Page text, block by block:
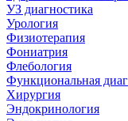
УЗ диагностика
Урология
Физиотерапия
Фониатрия
Флебология
Функциональная
Хирургия
Эндокринология